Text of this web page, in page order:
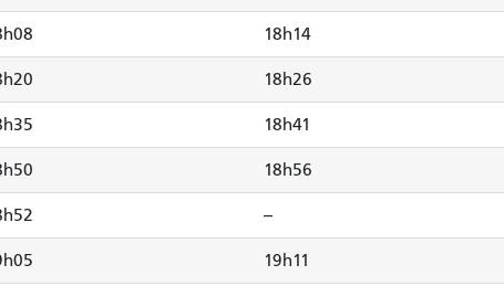
18h14
18h26
18h41
18h56
--
19h11